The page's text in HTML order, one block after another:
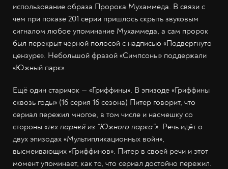
использование образа Пророка Мухаммеда. В связи с
чем при показе 201 серии пришлось скрыть звуковым
сигналом любое упоминание Мухаммеда, а сам пророк
был перекрыт чёрной полосой с надписью «Подвергнуто
цензуре». Небольшой фразой «Симпсоны» поддержали
«Южный парк».
Ещё один старичок — «Гриффины». В эпизоде «Гриффины
сквозь годы» (16 серия 16 сезона) Питер говорит, что
сериал пережил многое, в том числе и насмешку со
стороны «тех парней из “Южного парка”». Речь идёт о
двух эпизодах «Мультипликационных войн»,
высмеивающих «Гриффинов». Питер в своей речи и этот
момент упоминает, как то, что сериал достойно пережил.